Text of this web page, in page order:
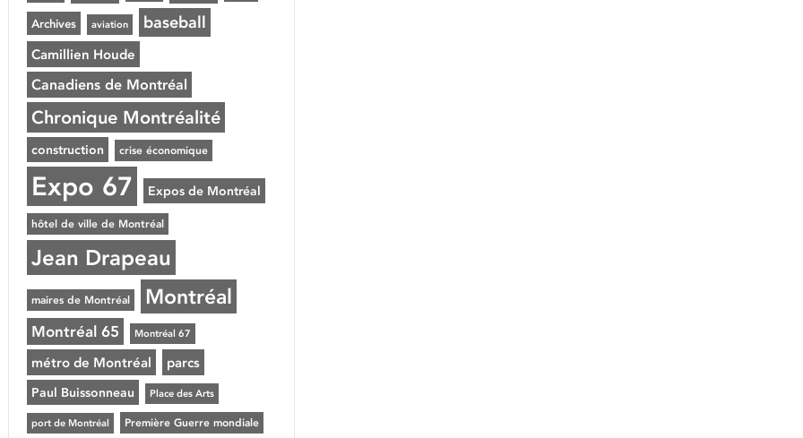
Archives aviation baseball
Camillien Houde
Canadiens de Montréal
Chronique Montréalité
construction crise économique
Expo 67 Expos de Montréal
hôtel de ville de Montréal
Jean Drapeau
maires de Montréal Montréal
Montréal 65 Montréal 67
métro de Montréal parcs
Paul Buissonneau Place des Arts
port de Montréal Première Guerre mondiale